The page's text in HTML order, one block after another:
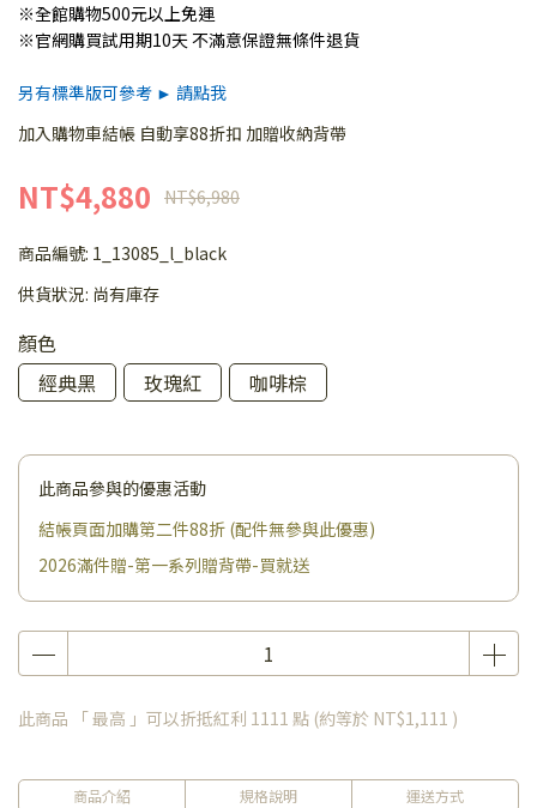
※全館購物500元以上免運
※官網購買試用期10天 不滿意保證無條件退貨
另有標準版可參考 ► 請點我
加入購物車結帳 自動享88折扣 加贈收納背帶
NT$4,880 NT$6,980
商品編號: 1_13085_l_black
供貨狀況: 尚有庫存
顏色
經典黑
玫瑰紅 咖啡棕
此商品參與的優惠活動
結帳頁面加購第二件88折 (配件無參與此優惠)
2026滿件贈-第一系列贈背帶-買就送
此商品 「 最高 」可以折抵紅利 1111 點 (約等於 NT$1,111 )
商品介紹 規格說明 運送方式